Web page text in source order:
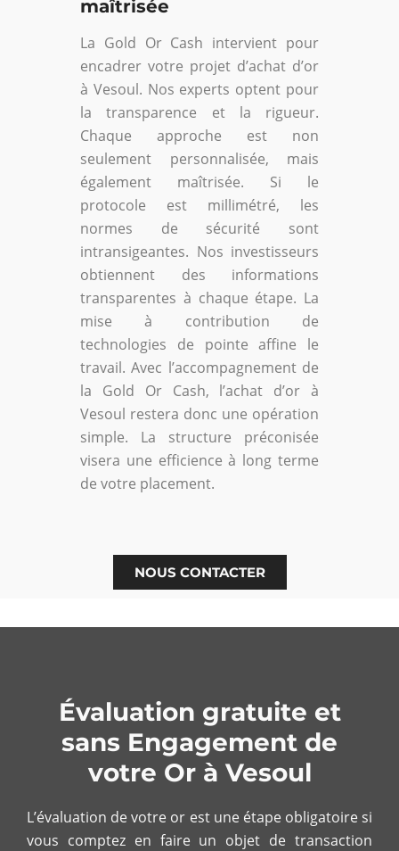
maîtrisée
La Gold Or Cash intervient pour
encadrer votre projet d’achat d’or
à Vesoul. Nos experts optent pour
la transparence et la rigueur.
Chaque approche est non
seulement personnalisée, mais
également maîtrisée. Si le
protocole est millimétré, les
normes de sécurité sont
intransigeantes. Nos investisseurs
obtiennent des informations
transparentes à chaque étape. La
mise à contribution de
technologies de pointe affine le
travail. Avec l’accompagnement de
la Gold Or Cash, l’achat d’or à
Vesoul restera donc une opération
simple. La structure préconisée
visera une efficience à long terme
de votre placement.
NOUS CONTACTER
Évaluation gratuite et
sans Engagement de
votre Or à Vesoul
L’évaluation de votre or est une étape obligatoire si
vous comptez en faire un objet de transaction